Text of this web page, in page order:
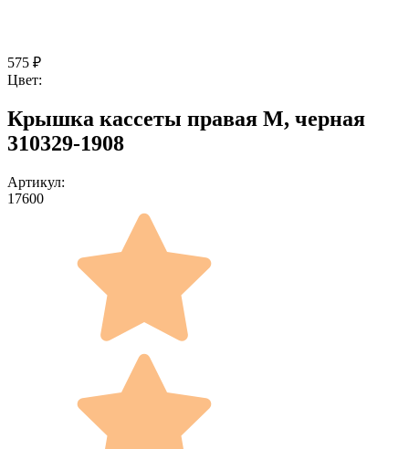
575 ₽
Цвет:
Крышка кассеты правая M, черная
310329-1908
Артикул:
17600